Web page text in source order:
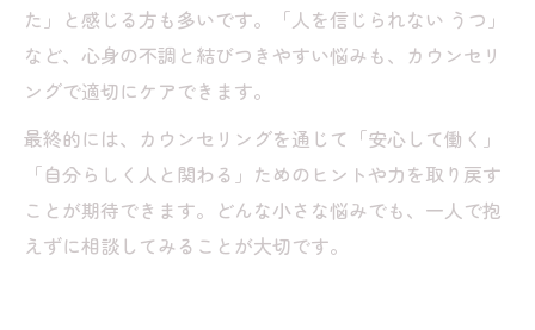
た」と感じる方も多いです。「人を信じられない うつ」
など、心身の不調と結びつきやすい悩みも、カウンセリ
ングで適切にケアできます。
最終的には、カウンセリングを通じて「安心して働く」
「自分らしく人と関わる」ためのヒントや力を取り戻す
ことが期待できます。どんな小さな悩みでも、一人で抱
えずに相談してみることが大切です。